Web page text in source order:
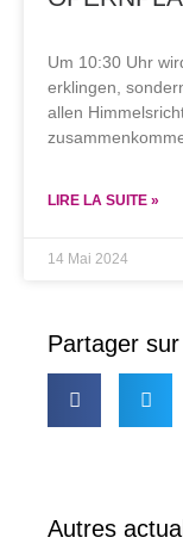
Um 10:30 Uhr
erklingen,
allen
LIRE LA SUITE »
14 Mai 2024
Partager sur
Autres